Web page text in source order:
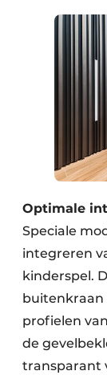
Optimale
Speciale
integreren
kinderspel.
buitenkraan
profielen
de
transparant